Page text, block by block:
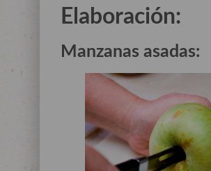
Elaboración:
Manzanas asadas: